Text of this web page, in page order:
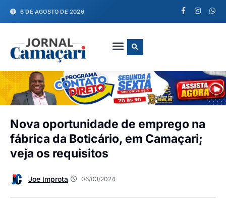
6 DE AGOSTO DE 2026
Nova oportunidade de emprego na
fábrica da Boticário, em Camaçari;
veja os requisitos
Joe Improta 06/03/2024